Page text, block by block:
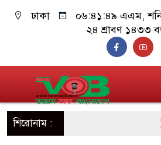
ঢাকা ০৬:৪১:৪৯ এএম,
২৪ শ্রাবণ ১৪৩৩
শিরোনাম :